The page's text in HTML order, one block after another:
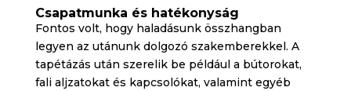
Csapatmunka és hatékonyság
Fontos volt, hogy haladásunk összhangban
legyen az utánunk dolgozó szakemberekkel. A
tapétázás után szerelik be például a bútorokat,
fali aljzatokat és kapcsolókat, valamint egyéb